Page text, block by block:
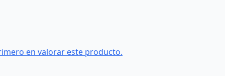
en valorar este producto.